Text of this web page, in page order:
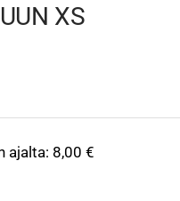
XS
ajalta: 8,00 €